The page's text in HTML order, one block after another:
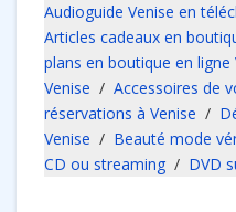
Audioguide Venise en
Articles cadeaux en
plans en boutique en ligne
Venise / Accessoires de
réservations à Venise /
Venise / Beauté mode
CD ou streaming / DVD